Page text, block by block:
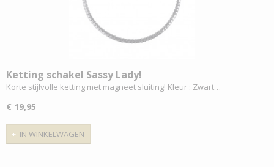
Ketting schakel Sassy Lady!
Korte stijlvolle ketting met magneet sluiting! Kleur : Zwart…
€ 19,95
IN WINKELWAGEN